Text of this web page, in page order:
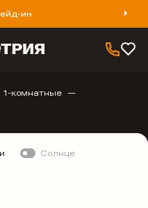
ин
93
1-комнатные
Солнце